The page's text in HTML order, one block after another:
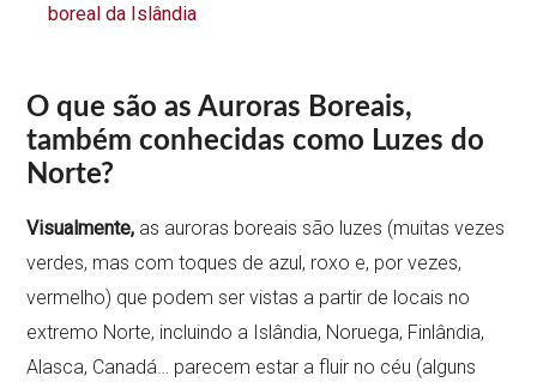
boreal da Islândia
O que são as Auroras Boreais,
também conhecidas como Luzes do
Norte?
Visualmente, as auroras boreais são luzes (muitas vezes
verdes, mas com toques de azul, roxo e, por vezes,
vermelho) que podem ser vistas a partir de locais no
extremo Norte, incluindo a Islândia, Noruega, Finlândia,
Alasca, Canadá… parecem estar a fluir no céu (alguns